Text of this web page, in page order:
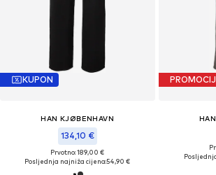
KUPON
HAN KJØBENHAVN
134,10 €
Prvotno: 189,00 €
Posljednja najniža cijena:54,90 €